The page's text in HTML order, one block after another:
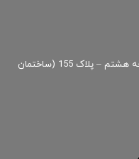
تهران – خیابان قائم مقام فراهانی – نبش کوچه هشتم – پلاک 155 (ساختمان